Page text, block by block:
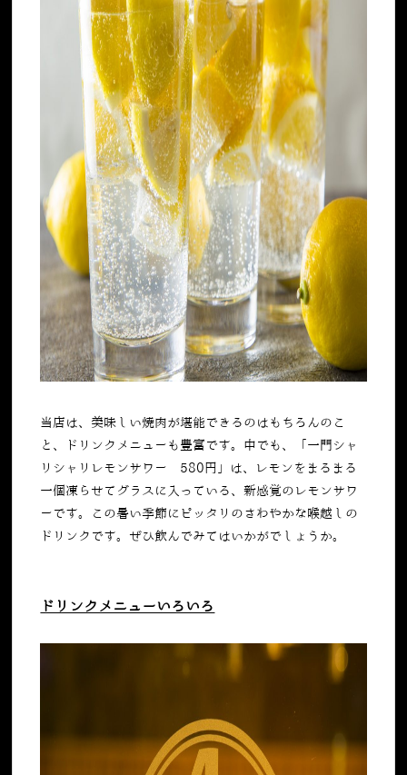
当店は、美味しい焼肉が堪能できるのはもちろんのこ
と、ドリンクメニューも豊富です。中でも、「一門シャ
リシャリレモンサワー 580円」は、レモンをまるまる
一個凍らせてグラスに入っている、新感覚のレモンサワ
ーです。この暑い季節にピッタリのさわやかな喉越しの
ドリンクです。ぜひ飲んでみてはいかがでしょうか。
ドリンクメニューいろいろ